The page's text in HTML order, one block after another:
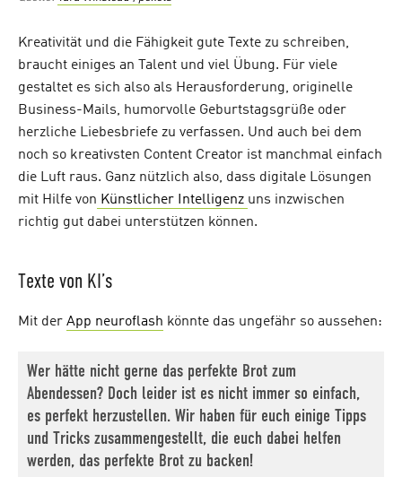
Kreativität und die Fähigkeit gute Texte zu schreiben,
braucht einiges an Talent und viel Übung. Für viele
gestaltet es sich also als Herausforderung, originelle
Business-Mails, humorvolle Geburtstagsgrüße oder
herzliche Liebesbriefe zu verfassen. Und auch bei dem
noch so kreativsten Content Creator ist manchmal einfach
die Luft raus. Ganz nützlich also, dass digitale Lösungen
mit Hilfe von Künstlicher ntelligenz uns inzwischen
richtig gut dabei unterstützen können.
Texte von KI’s
Mit der App neuroflash könnte das ungefähr so aussehen:
Wer hätte nicht gerne das perfekte Brot zum
Abendessen? Doch leider ist es nicht immer so einfach,
es perfekt herzustellen. Wir haben für euch einige Tipps
und Tricks zusammengestellt, die euch dabei helfen
werden, das perfekte Brot zu backen!